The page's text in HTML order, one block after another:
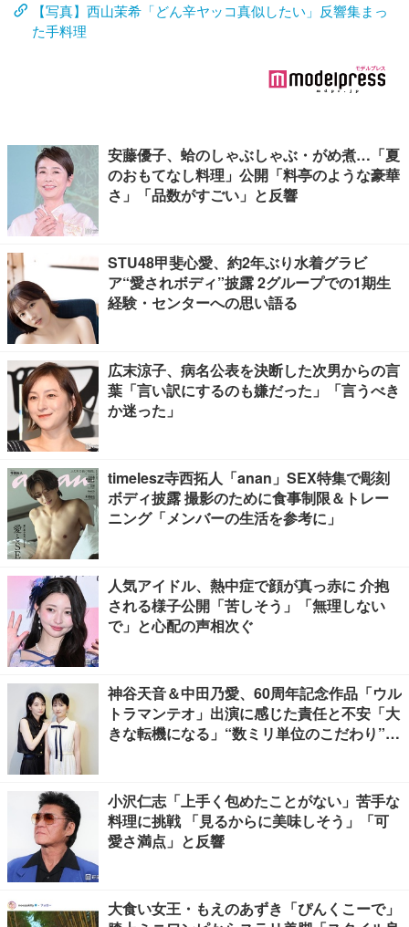
【写真】西山茉希「どん辛ヤッコ真似したい」反響集まっ
た手料理
安藤優子、蛤のしゃぶしゃぶ・がめ煮…「夏
のおもてなし料理」公開「料亭のような豪華
さ」「品数がすごい」と反響
STU48甲斐心愛、約2年ぶり水着グラビ
ア“愛されボディ”披露 2グループでの1期生
経験・センターへの思い語る
広末涼子、病名公表を決断した次男からの言
葉「言い訳にするのも嫌だった」「言うべき
か迷った」
timelesz寺西拓人「anan」SEX特集で彫刻
ボディ披露 撮影のために食事制限＆トレー
ニング「メンバーの生活を参考に」
人気アイドル、熱中症で顔が真っ赤に 介抱
される様子公開「苦しそう」「無理しない
で」と心配の声相次ぐ
神谷天音＆中田乃愛、60周年記念作品「ウル
トラマンテオ」出演に感じた責任と不安「大
きな転機になる」“数ミリ単位のこだわり”特
小沢仁志「上手く包めたことがない」苦手な
料理に挑戦 「見るからに美味しそう」「可
愛さ満点」と反響
大食い女王・もえのあずき「ぴんくこーで」